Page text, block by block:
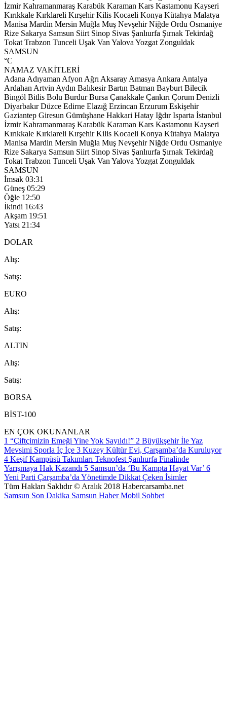
İzmir Kahramanmaraş Karabük Karaman Kars Kastamonu Kayseri
Kırıkkale Kırklareli Kırşehir Kilis Kocaeli Konya Kütahya Malatya
Manisa Mardin Mersin Muğla Muş Nevşehir Niğde Ordu Osmaniye
Rize Sakarya Samsun Siirt Sinop Sivas Şanlıurfa Şırnak Tekirdağ
Tokat Trabzon Tunceli Uşak Van Yalova Yozgat Zonguldak
SAMSUN
°C
NAMAZ VAKİTLERİ
Adana Adıyaman Afyon Ağrı Aksaray Amasya Ankara Antalya
Ardahan Artvin Aydın Balıkesir Bartın Batman Bayburt Bilecik
Bingöl Bitlis Bolu Burdur Bursa Çanakkale Çankırı Çorum Denizli
Diyarbakır Düzce Edirne Elazığ Erzincan Erzurum Eskişehir
Gaziantep Giresun Gümüşhane Hakkari Hatay Iğdır Isparta İstanbul
İzmir Kahramanmaraş Karabük Karaman Kars Kastamonu Kayseri
Kırıkkale Kırklareli Kırşehir Kilis Kocaeli Konya Kütahya Malatya
Manisa Mardin Mersin Muğla Muş Nevşehir Niğde Ordu Osmaniye
Rize Sakarya Samsun Siirt Sinop Sivas Şanlıurfa Şırnak Tekirdağ
Tokat Trabzon Tunceli Uşak Van Yalova Yozgat Zonguldak
SAMSUN
İmsak 03:31
Güneş 05:29
Öğle 12:50
İkindi 16:43
Akşam 19:51
Yatsı 21:34
DOLAR
Alış:
Satış:
EURO
Alış:
Satış:
ALTIN
Alış:
Satış:
BORSA
BİST-100
EN ÇOK OKUNANLAR
1 “Çiftçimizin Emeği Yine Yok Sayıldı!” 2 Büyükşehir İle Yaz
Mevsimi Sporla İç İçe 3 Kuzey Kültür Evi, Çarşamba’da Kuruluyor
4 Keşif Kampüsü Takımları Teknofest Şanlıurfa Finalinde
Yarışmaya Hak Kazandı 5 Samsun’da ‘Bu Kampta Hayat Var’ 6
Yeni Parti Çarşamba’da Yönetimde Dikkat Çeken İsimler
Tüm Hakları Saklıdır © Aralık 2018 Habercarsamba.net
Samsun Son Dakika Samsun HaberMobil Sohbet